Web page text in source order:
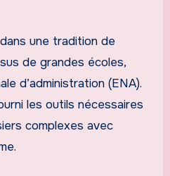
une tradition de
de grandes écoles,
d’administration (ENA).
les outils nécessaires
complexes avec